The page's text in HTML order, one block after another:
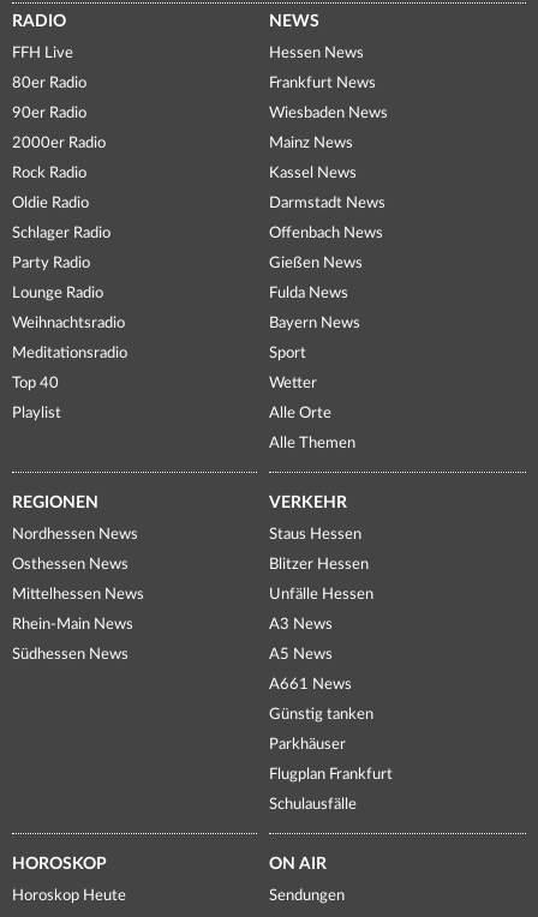
RADIO
FFH Live
80er Radio
90er Radio
2000er Radio
Rock Radio
Oldie Radio
Schlager Radio
Party Radio
Lounge Radio
Weihnachtsradio
Meditationsradio
Top 40
Playlist
NEWS
Hessen News
Frankfurt News
Wiesbaden News
Mainz News
Kassel News
Darmstadt News
Offenbach News
Gießen News
Fulda News
Bayern News
Sport
Wetter
Alle Orte
Alle Themen
REGIONEN
Nordhessen News
Osthessen News
Mittelhessen News
Rhein-Main News
Südhessen News
VERKEHR
Staus Hessen
Blitzer Hessen
Unfälle Hessen
A3 News
A5 News
A661 News
Günstig tanken
Parkhäuser
Flugplan Frankfurt
Schulausfälle
HOROSKOP
Horoskop Heute
ON AIR
Sendungen